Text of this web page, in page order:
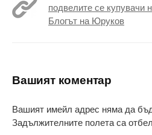
подвелите се купувачи
Блогът на Юруков
Вашият коментар
Вашият имейл адрес няма да
Задължителните полета са